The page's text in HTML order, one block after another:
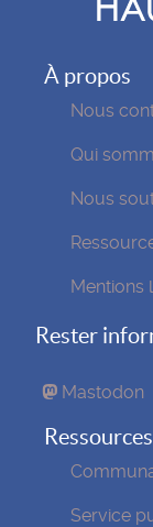
À propos
Nous
Qui
Nous
Mentions
Rester
Mastodon
Service